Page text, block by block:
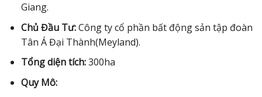
Giang.
Chủ Đầu Tư:Công ty cổ phần bất động sản tập đoàn
Tân Á Đại Thành(Meyland).
Tổng diện tích:300ha
Quy Mô: